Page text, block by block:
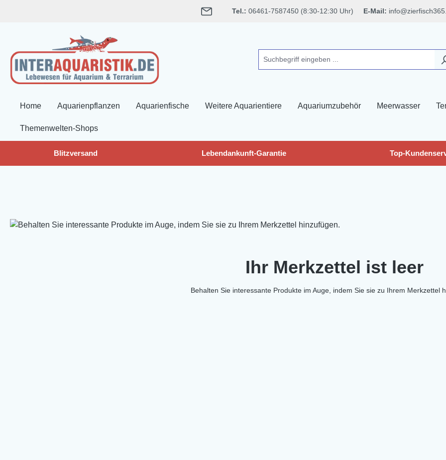
Tel.: 06461-7587450 (8:30-12:30 Uhr) E-Mail:
Home Aquarienpflanzen Aquarienfische Weitere Aquarientiere Aquariumzubehör Meerwasser
Themenwelten-Shops
Blitzversand Lebendankunft-Garantie Top-
Ihr Merkzettel ist leer
Behalten Sie interessante Produkte im Auge, indem Sie sie zu Ihrem Merkzettel